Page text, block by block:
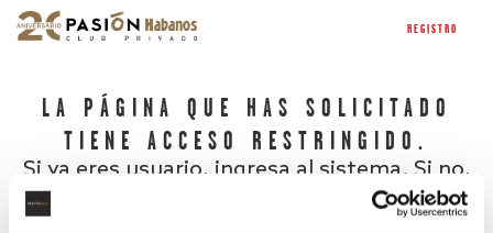
REGISTRO
LA PÁGINA QUE HAS SOLICITADO
TIENE ACCESO RESTRINGIDO.
Si ya eres usuario, ingresa al sistema. Si no,